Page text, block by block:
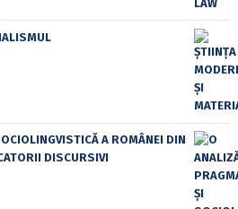
A ROMÂNEI DIN
DISCURSIVI